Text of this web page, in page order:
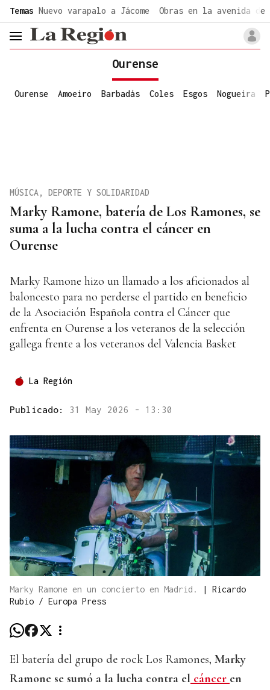
Temas Nuevo varapalo a Jácome Obras en la avenida de
header.menu.open
Ourense
Ourense Amoeiro Barbadás Coles Esgos Nogueira
Marky Ramone, batería de Los Ramones, se
suma a la lucha contra el cáncer en
Ourense
MÚSICA, DEPORTE Y SOLIDARIDAD
Marky Ramone hizo un llamado a los aficionados al
baloncesto para no perderse el partido en beneficio
de la Asociación Española contra el Cáncer que
enfrenta en Ourense a los veteranos de la selección
gallega frente a los veteranos del Valencia Basket
La Región
Publicado: 31 May 2026 - 13:30
Marky Ramone en un concierto en Madrid. | Ricardo
Rubio / Europa Press
El batería del grupo de rock Los Ramones, Marky
Ramone se sumó a la lucha contra el cáncer en